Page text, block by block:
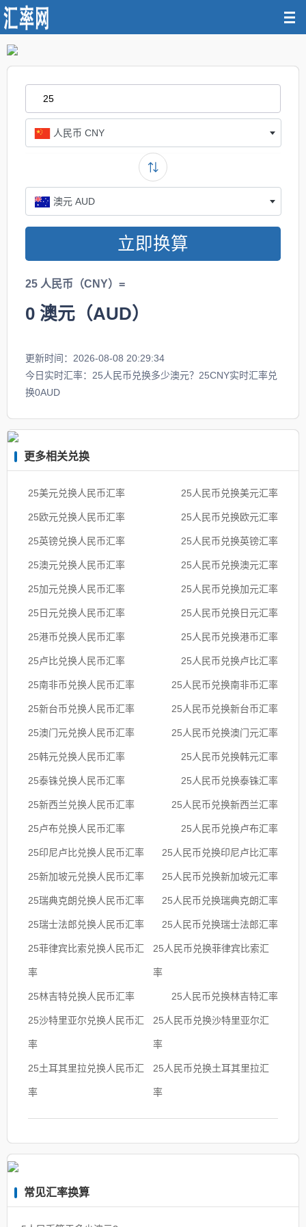
人民币 CNY
澳元 AUD
立即换算
25 人民币（CNY）=
0 澳元（AUD）
更新时间：2026-08-08 20:29:34
今日实时汇率：25人民币兑换多少澳元？25CNY实时汇率兑
换0AUD
更多相关兑换
25美元兑换人民币汇率 25人民币兑换美元汇率
25欧元兑换人民币汇率 25人民币兑换欧元汇率
25英镑兑换人民币汇率 25人民币兑换英镑汇率
25澳元兑换人民币汇率 25人民币兑换澳元汇率
25加元兑换人民币汇率 25人民币兑换加元汇率
25日元兑换人民币汇率 25人民币兑换日元汇率
25港币兑换人民币汇率 25人民币兑换港币汇率
25卢比兑换人民币汇率 25人民币兑换卢比汇率
25南非币兑换人民币汇率 25人民币兑换南非币汇率
25新台币兑换人民币汇率 25人民币兑换新台币汇率
25澳门元兑换人民币汇率 25人民币兑换澳门元汇率
25韩元兑换人民币汇率 25人民币兑换韩元汇率
25泰铢兑换人民币汇率 25人民币兑换泰铢汇率
25新西兰兑换人民币汇率 25人民币兑换新西兰汇率
25卢布兑换人民币汇率 25人民币兑换卢布汇率
25印尼卢比兑换人民币汇率 25人民币兑换印尼卢比汇率
25新加坡元兑换人民币汇率 25人民币兑换新加坡元汇率
25瑞典克朗兑换人民币汇率 25人民币兑换瑞典克朗汇率
25瑞士法郎兑换人民币汇率 25人民币兑换瑞士法郎汇率
25菲律宾比索兑换人民币汇
率
25人民币兑换菲律宾比索汇
率
25林吉特兑换人民币汇率 25人民币兑换林吉特汇率
25沙特里亚尔兑换人民币汇
率
25人民币兑换沙特里亚尔汇
率
25土耳其里拉兑换人民币汇
率
25人民币兑换土耳其里拉汇
率
常见汇率换算